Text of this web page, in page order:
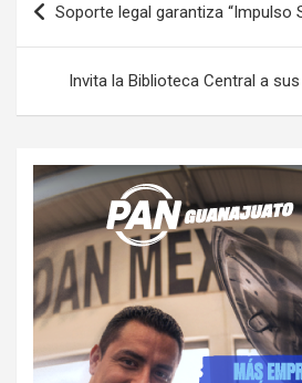
de
entradas
Soporte legal garantiza “Impulso
Invita la Biblioteca Central a